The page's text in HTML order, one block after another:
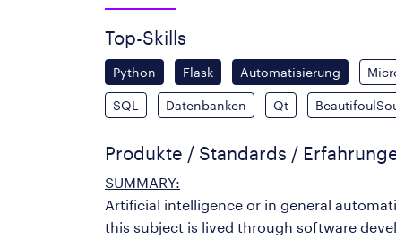
Top-Skills
Python Flask Automatisierung
SQL Datenbanken Qt
Produkte / Standards /
SUMMARY:
Artificial intelligence or in general
this subject is lived through software